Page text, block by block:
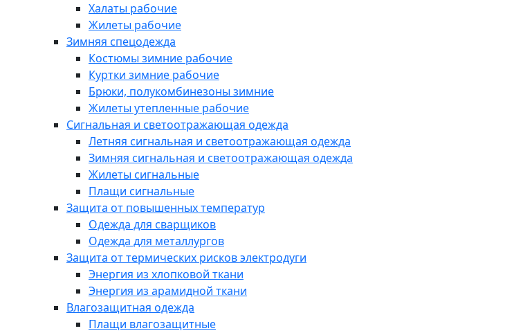
Халаты рабочие
Жилеты рабочие
Зимняя спецодежда
Костюмы зимние рабочие
Куртки зимние рабочие
Брюки, полукомбинезоны зимние
Жилеты утепленные рабочие
Сигнальная и светоотражающая одежда
Летняя сигнальная и светоотражающая одежда
Зимняя сигнальная и светоотражающая одежда
Жилеты сигнальные
Плащи сигнальные
Защита от повышенных температур
Одежда для сварщиков
Одежда для металлургов
Защита от термических рисков электродуги
Энергия из хлопковой ткани
Энергия из арамидной ткани
Влагозащитная одежда
Плащи влагозащитные